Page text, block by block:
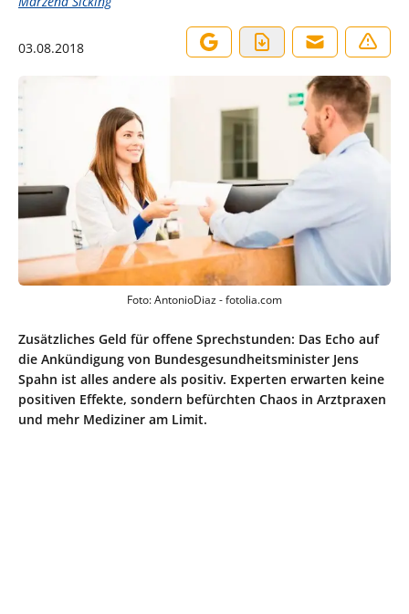
03.08.2018
Foto: AntonioDiaz - fotolia.com
Zusätzliches Geld für offene Sprechstunden: Das Echo auf
die Ankündigung von Bundesgesundheitsminister Jens
Spahn ist alles andere als positiv. Experten erwarten keine
positiven Effekte, sondern befürchten Chaos in Arztpraxen
und mehr Mediziner am Limit.